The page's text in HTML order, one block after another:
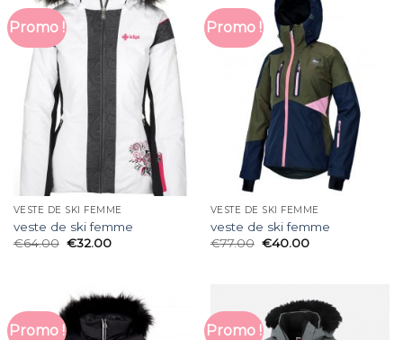
Promo !
VESTE DE SKI FEMME
veste de ski femme
€64.00 €32.00
Promo !
VESTE DE SKI FEMME
veste de ski femme
€77.00 €40.00
Promo ! Promo !